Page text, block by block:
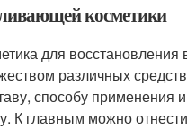
косметики
для восстановления
различных
способу применения и
К главным можно